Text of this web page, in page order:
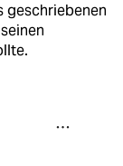
geschriebenen